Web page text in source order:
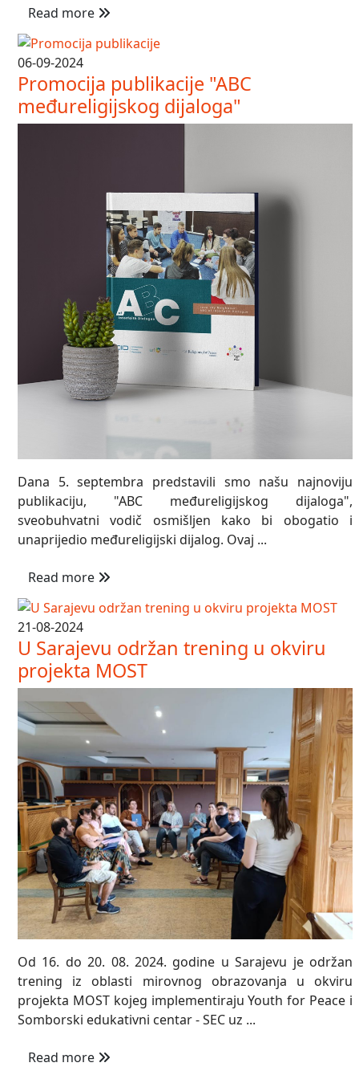
Read more
06-09-2024
Promocija publikacije "ABC
međureligijskog dijaloga"
Dana 5. septembra predstavili smo našu najnoviju
publikaciju, "ABC međureligijskog dijaloga",
sveobuhvatni vodič osmišljen kako bi obogatio i
unaprijedio međureligijski dijalog. Ovaj ...
Read more
21-08-2024
U Sarajevu održan trening u okviru
projekta MOST
Od 16. do 20. 08. 2024. godine u Sarajevu je održan
trening iz oblasti mirovnog obrazovanja u okviru
projekta MOST kojeg implementiraju Youth for Peace i
Somborski edukativni centar - SEC uz ...
Read more